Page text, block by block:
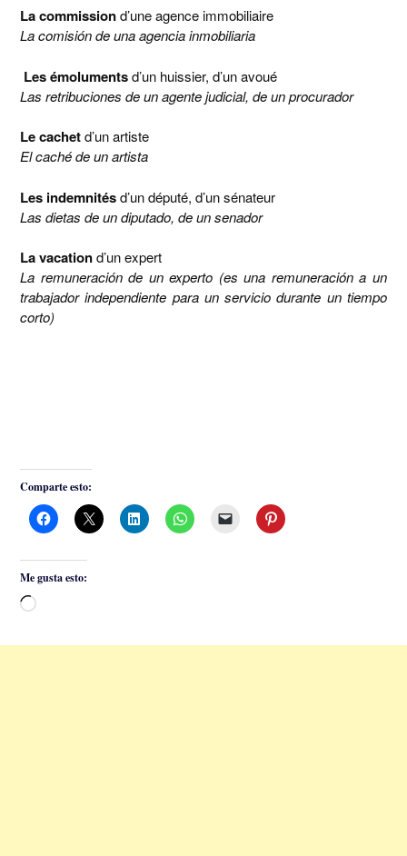
La commissiond’une agence immobiliaire
La comisión de una agencia inmobiliaria
Les émolumentsd’un huissier, d’un avoué
Las retribuciones de un agente judicial, de un procurador
Le cachetd’un artiste
El caché de un artista
Les indemnitésd’un député, d’un sénateur
Las dietas de un diputado, de un senador
La vacationd’un expert
La remuneración de un experto (es una remuneración a un
trabajador independiente para un servicio durante un tiempo
corto)
Comparte esto:
Me gusta esto:
Cargando...